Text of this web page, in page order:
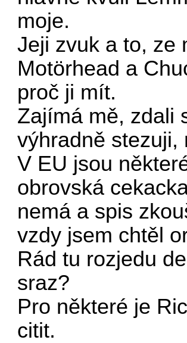
moje.
Jeji zvuk a to, ze
Motörhead a
proč ji mít.
Zajímá mě, zdali
výhradně stezuji,
V EU jsou
obrovská
nemá a spis
vzdy jsem chtěl
Rád tu rozjedu
sraz?
Pro některé je
citit.